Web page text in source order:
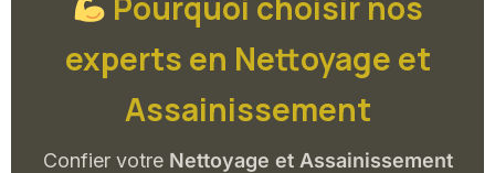
experts en Nettoyage et
Assainissement
Confier votre Nettoyage et Assainissement